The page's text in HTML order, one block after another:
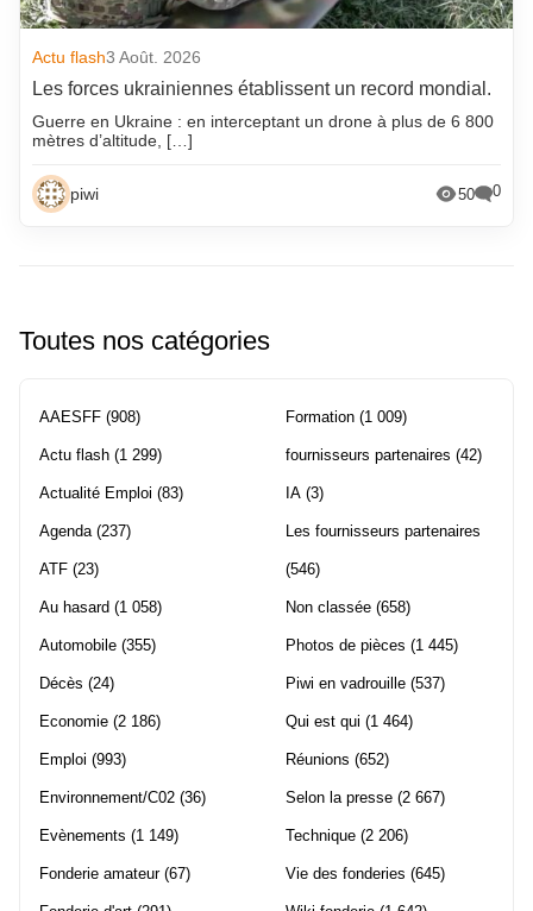
Actu flash3 Août. 2026
Les forces ukrainiennes établissent un record mondial.
Guerre en Ukraine : en interceptant un drone à plus de 6 800
mètres d’altitude, […]
piwi 50 0
Toutes nos catégories
AAESFF (908)
Actu flash (1 299)
Actualité Emploi (83)
Agenda(237)
ATF (23)
Au hasard (1 058)
Automobile (355)
Décès (24)
Economie (2 186)
Emploi (993)
Environnement/C02 (36)
Evènements (1 149)
Fonderie amateur(67)
Formation (1 009)
fournisseurs partenaires (42)
IA (3)
Les fournisseurs partenaires
(546)
Non classée (658)
Photos de pièces (1 445)
Piwi en vadrouille (537)
Qui est qui (1 464)
Réunions (652)
Selon la presse (2 667)
Technique (2 206)
Vie des fonderies (645)